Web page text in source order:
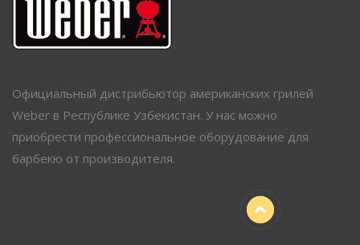
Официальный дистрибьютор американских грилей
Weber в Республике Узбекистан. У нас можно
приобрести профессиональное оборудование для
барбекю от производителя.